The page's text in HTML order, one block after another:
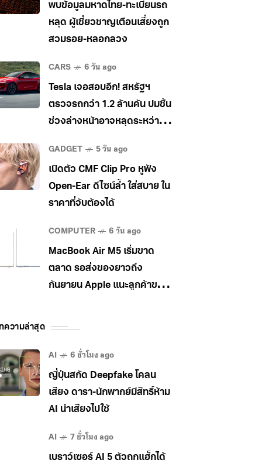
พบข้อมูลมหาดไทย-ทะเบียนรถ
หลุด ผู้เชี่ยวชาญเตือนเสี่ยงถูก
สวมรอย-หลอกลวง
CARS 6 วัน ago
Tesla เจอสอบอีก! สหรัฐฯ
ตรวจรถกว่า 1.2 ล้านคัน ปมชิ้น
ช่วงล่างหน้าอาจหลุดระหว่าง
GADGET 5 วัน ago
เปิดตัว CMF Clip Pro หูฟัง
Open-Ear ดีไซน์ล้ำ ใส่สบาย ใน
ราคาที่จับต้องได้
COMPUTER 6 วัน ago
MacBook Air M5 เริ่มขาด
ตลาด รอส่งของยาวถึง
กันยายน Apple แนะลูกค้าขยับ
ความล่าสุด
AI 6 ชั่วโมง ago
ญี่ปุ่นสกัด Deepfake โคลน
เสียง ดารา-นักพากย์มีสิทธิ์ห้าม
AI นำเสียงไปใช้
AI 7 ชั่วโมง ago
เบราว์เซอร์ AI 5 ตัวถูกแฮ็กได้